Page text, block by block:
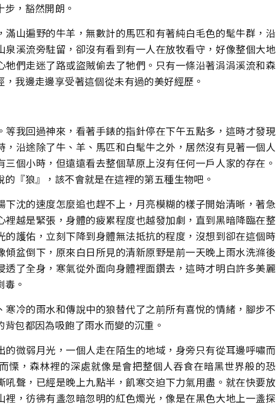
，豁然開朗。
滿山遍野的牛羊，無數計的馬匹和有著純白毛色的髦牛群，沿
泉溪流旁駐留，卻沒有看到有一人在放牧看守，好像整個大地
牠們走迷了路或盜賊偷去了牠們。只有一條沿著涓涓溪流和森
我邊走邊享受著這個從未有過的美好經歷。
等我回過神來，看著手錶的指針停在下午五點多，這時才發現
，沿途除了牛、羊、馬匹和白髦牛之外，居然沒有見著一個人
個小時，但遠遠看去整個草原上沒有任何一戶人家的存在。
『狼』，該不會就是在這裡的第五種生物吧。
下沈的速度怎麼追也趕不上，月亮模糊的樣子開始清晰，著急
裡越是緊張，身體的疲累程度也越發加劇，直到黑暗降臨在整
的護佑，立刻下降到身體無法抵抗的程度，沒想到卻在這個時
傾盆倒下，原來白日所見的清新原野是前一天晚上雨水洗滌後
透了全身，寒氣從外面向身體裡面鑽去，這時才明白許多美麗
。
寒冷的雨水和傳說中的狼替代了之前所有喜悅的情緒，腳步不
包都因為吸飽了雨水而變的沉重。
的微弱月光，一個人走在陌生的地域，身旁只有從耳邊呼嘯而
慄，森林裡的深處就像是會把整個人吞食在暗黑世界般的恐
吼聲，已經是晚上九點半，飢寒交迫下力氣用盡。就在快要放
裡，彷彿有盞忽暗忽明的紅色燭光，像是在黑色大地上一盞探